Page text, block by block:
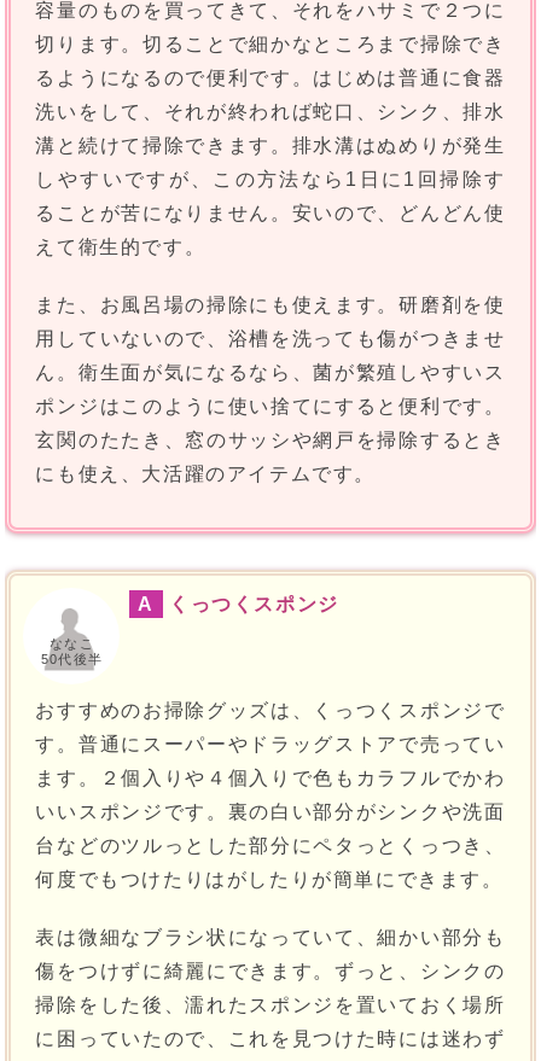
容量のものを買ってきて、それをハサミで２つに
切ります。切ることで細かなところまで掃除でき
るようになるので便利です。はじめは普通に食器
洗いをして、それが終われば蛇口、シンク、排水
溝と続けて掃除できます。排水溝はぬめりが発生
しやすいですが、この方法なら1日に1回掃除す
ることが苦になりません。安いので、どんどん使
えて衛生的です。
また、お風呂場の掃除にも使えます。研磨剤を使
用していないので、浴槽を洗っても傷がつきませ
ん。衛生面が気になるなら、菌が繁殖しやすいス
ポンジはこのように使い捨てにすると便利です。
玄関のたたき、窓のサッシや網戸を掃除するとき
にも使え、大活躍のアイテムです。
ななこ
50代後半
A くっつくスポンジ
おすすめのお掃除グッズは、くっつくスポンジで
す。普通にスーパーやドラッグストアで売ってい
ます。２個入りや４個入りで色もカラフルでかわ
いいスポンジです。裏の白い部分がシンクや洗面
台などのツルっとした部分にペタっとくっつき、
何度でもつけたりはがしたりが簡単にできます。
表は微細なブラシ状になっていて、細かい部分も
傷をつけずに綺麗にできます。ずっと、シンクの
掃除をした後、濡れたスポンジを置いておく場所
に困っていたので、これを見つけた時には迷わず